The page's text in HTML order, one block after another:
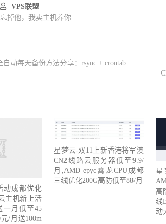
VPS联盟
忘掉他，我卖主机养你
自动每天备份方法分享：rsync + crontab
动成都优化
主机新上活
一月低至45
/月送100m
星梦云-双11上新香港将军澳
CN2线路云服务器低至9.9/
月,AMD epyc霄龙CPU成都
三线优化200G高防低至88/月
高
线
动